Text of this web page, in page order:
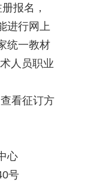
报名，
进行网上
统一教材
人员职业
查看征订方
心
号